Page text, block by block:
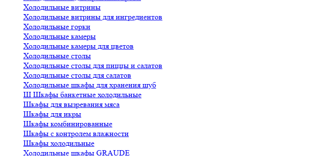
Холодильные витрины
Холодильные витрины для ингредиентов
Холодильные горки
Холодильные камеры
Холодильные камеры для цветов
Холодильные столы
Холодильные столы для пиццы и салатов
Холодильные столы для салатов
Холодильные шкафы для хранения шуб
Ш Шкафы банкетные холодильные
Шкафы для вызревания мяса
Шкафы для икры
Шкафы комбинированные
Шкафы с контролем влажности
Шкафы холодильные
Холодильные шкафы GRAUDE